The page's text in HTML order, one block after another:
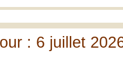
: 6 juillet